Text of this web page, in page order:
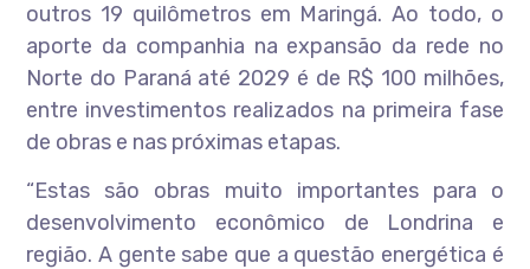
outros 19 quilômetros em Maringá. Ao todo, o
aporte da companhia na expansão da rede no
Norte do Paraná até 2029 é de R$ 100 milhões,
entre investimentos realizados na primeira fase
de obras e nas próximas etapas.
“Estas são obras muito importantes para o
desenvolvimento econômico de Londrina e
região. A gente sabe que a questão energética é